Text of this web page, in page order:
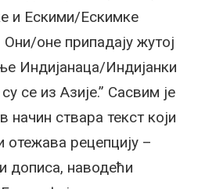
и Ескими/Ескимке
оне припадају жутој
Индијанаца/Индијанки
се из Азије.” Сасвим је
начин ствара текст који
отежава рецепцију –
дописа, наводећи